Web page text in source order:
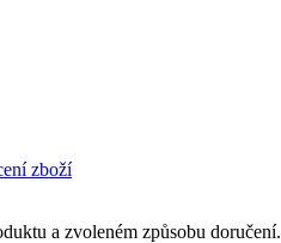
zboží
a zvoleném způsobu doručení.